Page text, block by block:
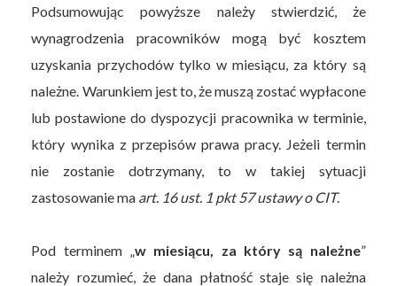
Podsumowując powyższe należy stwierdzić, że
wynagrodzenia pracowników mogą być kosztem
uzyskania przychodów tylko w miesiącu, za który są
należne. Warunkiem jest to, że muszą zostać wypłacone
lub postawione do dyspozycji pracownika w terminie,
który wynika z przepisów prawa pracy. Jeżeli termin
nie zostanie dotrzymany, to w takiej sytuacji
zastosowanie ma art. 16 ust. 1 pkt 57 ustawy o CIT.
Pod terminem „w miesiącu, za który są należne”
należy rozumieć, że dana płatność staje się należna